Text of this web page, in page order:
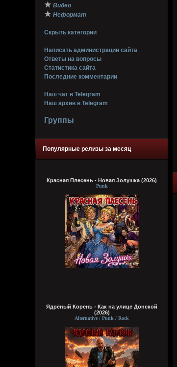
★ Видео
★ Неформат
Скрыть категории
Написать администрации сайта
Ответы на вопросы
Статистика сайта
Последние комментарии
Наш чат в Telegram
Наш архив в Telegram
Группы
Популярные релизы за месяц
Красная Плесень - Новая Золушка (2026)
Punk
Ядрёный Корень - Как на улице Донской
(2026)
Alternative / Punk / Rock